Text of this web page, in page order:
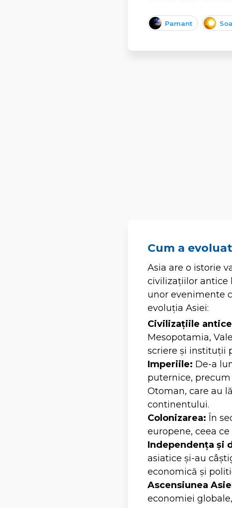
Pamant
Cum a
Asia are o istorie
civilizațiilor antice
unor evenimente
evoluția Asiei:
Civilizațiile
Mesopotamia,
scriere și instituții
Imperiile: De-a
puternice,
Otoman, care au
continentului.
Colonizarea: În
europene, ceea
Independența și
asiatice și-au
economică și
Ascensiunea
economiei